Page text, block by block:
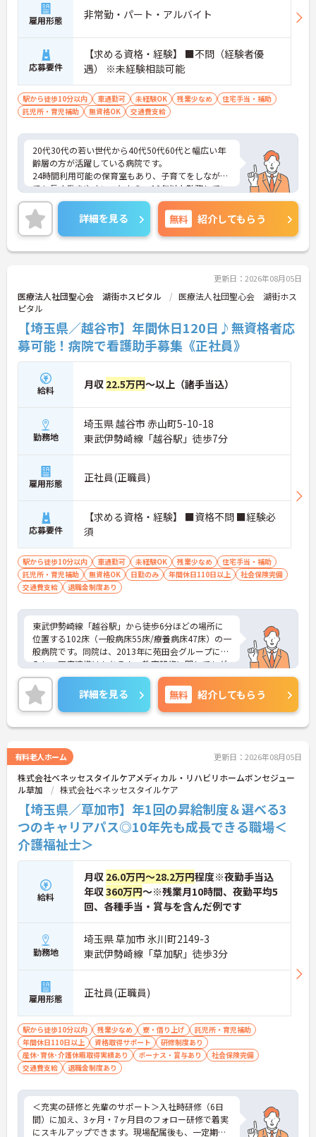
雇用形態 非常勤・パート・アルバイト
応募要件
【求める資格・経験】 ■不問（経験者優
遇） ※未経験相談可能
駅から徒歩10分以内 車通勤可 未経験OK 残業少なめ
住宅手当・補助
託児所・育児補助
無資格OK 交通費支給
20代30代の若い世代から40代50代60代と幅広い年
齢層の方が活躍している病院です。
24時間利用可能の保育室もあり、子育てをしながら
でも長く働きやすいことから、10年以上勤務してい
るスタッフさんも多くいらっしゃいます。
詳細を見る 無料 紹介してもらう
更新日：2026年08月05日
医療法人社団聖心会 湖街ホスピタル
医療法人社団聖心会 湖街ホス
ピタル
【埼玉県／越谷市】年間休日120日♪無資格者応
募可能！病院で看護助手募集《正社員》
給料 月収 22.5万円～以上（諸手当込）
勤務地
埼玉県 越谷市 赤山町5-10-18
東武伊勢崎線「越谷駅」徒歩7分
雇用形態 正社員(正職員)
応募要件
【求める資格・経験】 ■資格不問 ■経験必
須
駅から徒歩10分以内 車通勤可 未経験OK 残業少なめ
住宅手当・補助
託児所・育児補助
無資格OK 日勤のみ 年間休日110日以上
社会保険完備
交通費支給
退職金制度あり
東武伊勢崎線「越谷駅」から徒歩6分ほどの場所に
位置する102床（一般病床55床/療養病床47床）の一
般病院です。同院は、2013年に苑田会グループに加
入し、医療連携はもちろん、教育研修に関してもグ
ループ連携を図っています。また、24時間保育室を
完備しており、駐車場もございますので子育て中の
方にもお勧めです。子どもの運動会や授業参観に
は、毎回出席できるようにシフトを調整をし、子ど
もの体調で急にお休みをいただく場合もご理解頂け
お気軽にお問い合わせください。
詳細を見る 無料 紹介してもらう
有料老人ホーム 更新日：2026年08月05日
株式会社ベネッセスタイルケアメディカル・リハビリホームボンセジュー
ル草加
株式会社ベネッセスタイルケア
【埼玉県／草加市】年1回の昇給制度＆選べる3
つのキャリアパス◎10年先も成長できる職場＜
介護福祉士＞
給料
月収 26.0万円～28.2万円程度※夜勤手当込
年収360万円～※残業月10時間、夜勤平均5
回、各種手当・賞与を含んだ例です
勤務地
埼玉県 草加市 氷川町2149-3
東武伊勢崎線「草加駅」徒歩3分
雇用形態 正社員(正職員)
駅から徒歩10分以内 残業少なめ 寮・借り上げ
託児所・育児補助
年間休日110日以上
資格取得サポート
研修制度あり
産休･育休･介護休暇取得実績あり
ボーナス・賞与あり
社会保険完備
交通費支給
退職金制度あり
＜充実の研修と先輩のサポート＞入社時研修（6日
間）に加え、3ヶ月・7ヶ月目のフォロー研修で着実
にスキルアップできます。現場配属後も、一定期間